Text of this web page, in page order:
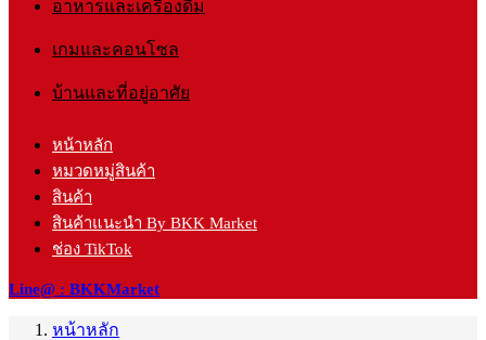
อาหารและเครื่องดื่ม
เกมและคอนโซล
บ้านและที่อยู่อาศัย
หน้าหลัก
หมวดหมู่สินค้า
สินค้า
สินค้าแนะนำ By BKK Market
ช่อง TikTok
Line@ : BKKMarket
หน้าหลัก